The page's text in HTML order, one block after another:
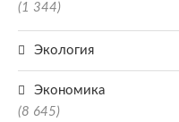
(1 344)
Экология
Экономика
(8 645)